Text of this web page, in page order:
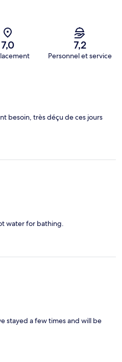
7,0 7,2
Personnel et service
besoin, très déçu de ces jours
water for bathing.
stayed a few times and will be